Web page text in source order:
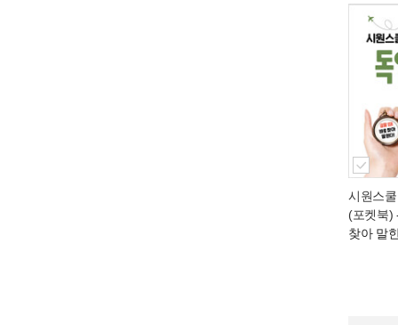
시원스
(포켓북)
찾아 말